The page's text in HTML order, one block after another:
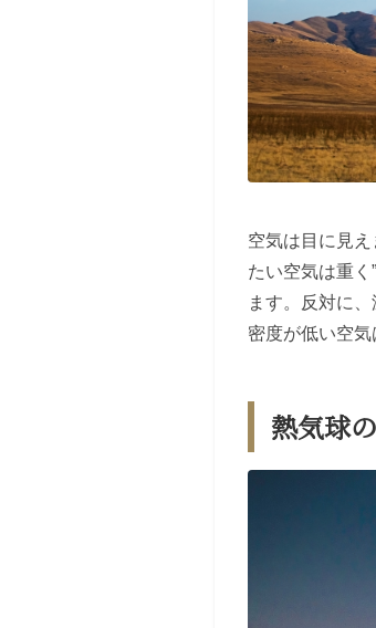
空気は目に見
たい空気は重く ”
ます。反対に
密度が低い空
熱気球